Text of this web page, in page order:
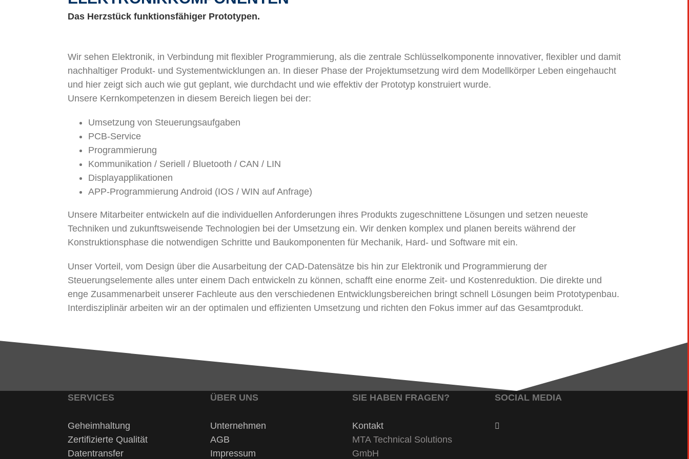
Das Herzstück funktionsfähiger Prototypen.
Wir sehen Elektronik, in Verbindung mit flexibler Programmierung, als die zentrale Schlüsselkomponente innovativer, flexibler und damit
nachhaltiger Produkt- und Systementwicklungen an. In dieser Phase der Projektumsetzung wird dem Modellkörper Leben eingehaucht
und hier zeigt sich auch wie gut geplant, wie durchdacht und wie effektiv der Prototyp konstruiert wurde.
Unsere Kernkompetenzen in diesem Bereich liegen bei der:
Umsetzung von Steuerungsaufgaben
PCB-Service
Programmierung
Kommunikation / Seriell / Bluetooth / CAN / LIN
Displayapplikationen
APP-Programmierung Android (IOS / WIN auf Anfrage)
Unsere Mitarbeiter entwickeln auf die individuellen Anforderungen ihres Produkts zugeschnittene Lösungen und setzen neueste
Techniken und zukunftsweisende Technologien bei der Umsetzung ein. Wir denken komplex und planen bereits während der
Konstruktionsphase die notwendigen Schritte und Baukomponenten für Mechanik, Hard- und Software mit ein.
Unser Vorteil, vom Design über die Ausarbeitung der CAD-Datensätze bis hin zur Elektronik und Programmierung der
Steuerungselemente alles unter einem Dach entwickeln zu können, schafft eine enorme Zeit- und Kostenreduktion. Die direkte und
enge Zusammenarbeit unserer Fachleute aus den verschiedenen Entwicklungsbereichen bringt schnell Lösungen beim Prototypenbau.
Interdisziplinär arbeiten wir an der optimalen und effizienten Umsetzung und richten den Fokus immer auf das Gesamtprodukt.
SERVICES
Geheimhaltung
Zertifizierte Qualität
Datentransfer
ÜBER UNS
Unternehmen
AGB
Impressum
SIE HABEN FRAGEN?
Kontakt
MTA Technical Solutions
GmbH
SOCIAL MEDIA